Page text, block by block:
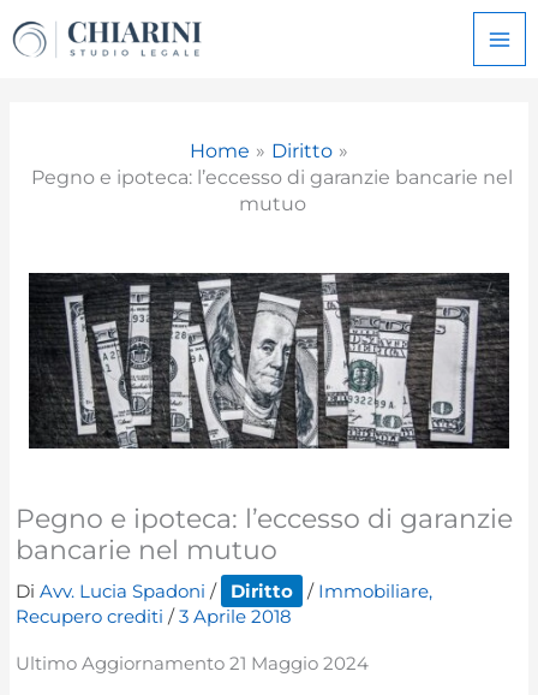
al
Home
Diritto
Pegno e ipoteca: l’eccesso di garanzie bancarie nel
mutuo
Pegno e ipoteca: l’eccesso di garanzie
bancarie nel mutuo
DiAvv. Lucia Spadoni/ Diritto / Immobiliare,
Recupero crediti /3 Aprile 2018
Ultimo Aggiornamento 21 Maggio 2024